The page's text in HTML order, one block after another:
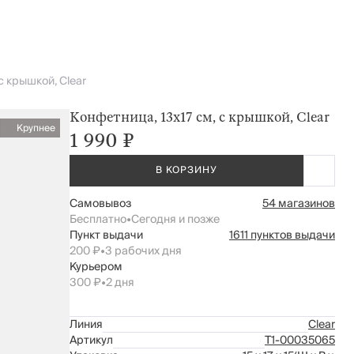
крышкой, Clear
Крупнее
Конфетница, 13х17 см, с крышкой, Clear
1 990 ₽
В КОРЗИНУ
Самовывоз
54 магазинов
Бесплатно•Сегодня и позже
Пункт выдачи
1611 пунктов выдачи
200 ₽•3 рабочих дня
Курьером
300 ₽•2 дня
Линия
Clear
Артикул
Т1-00035065